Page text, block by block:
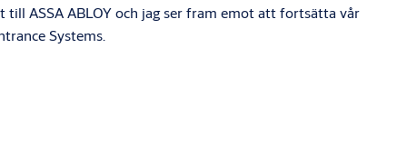
till ASSA ABLOY och jag ser fram emot att fortsätta vår
Systems.